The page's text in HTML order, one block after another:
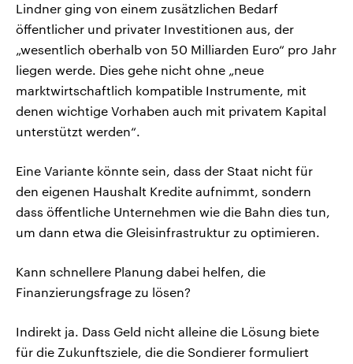
Lindner ging von einem zusätzlichen Bedarf
öffentlicher und privater Investitionen aus, der
„wesentlich oberhalb von 50 Milliarden Euro“ pro Jahr
liegen werde. Dies gehe nicht ohne „neue
marktwirtschaftlich kompatible Instrumente, mit
denen wichtige Vorhaben auch mit privatem Kapital
unterstützt werden“.
Eine Variante könnte sein, dass der Staat nicht für
den eigenen Haushalt Kredite aufnimmt, sondern
dass öffentliche Unternehmen wie die Bahn dies tun,
um dann etwa die Gleisinfrastruktur zu optimieren.
Kann schnellere Planung dabei helfen, die
Finanzierungsfrage zu lösen?
Indirekt ja. Dass Geld nicht alleine die Lösung biete
für die Zukunftsziele, die die Sondierer formuliert